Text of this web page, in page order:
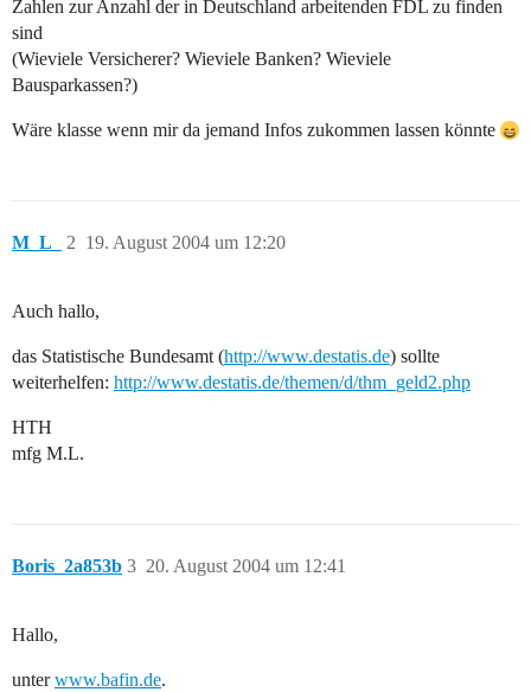
Zahlen zur Anzahl der in Deutschland arbeitenden FDL zu finden
sind
(Wieviele Versicherer? Wieviele Banken? Wieviele
Bausparkassen?)
Wäre klasse wenn mir da jemand Infos zukommen lassen könnte
M_L_ 19. August 2004 um 12:20
2
Auch hallo,
das Statistische Bundesamt (http://www.destatis.de) sollte
weiterhelfen: http://www.destatis.de/themen/d/thm_geld2.php
HTH
mfg M.L.
Boris_2a853b 20. August 2004 um 12:41
3
Hallo,
unterwww.bafin.de.